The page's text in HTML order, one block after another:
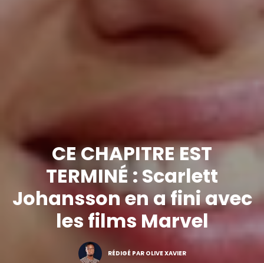
CE CHAPITRE EST
TERMINÉ : Scarlett
Johansson en a fini avec
les films Marvel
RÉDIGÉ PAR OLIVE XAVIER